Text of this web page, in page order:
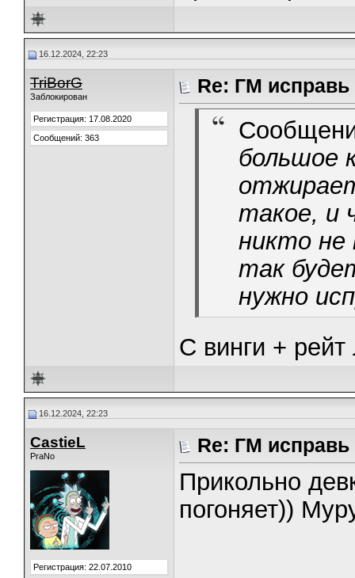
16.12.2024, 22:23
TriBorG
Заблокирован
Регистрация: 17.08.2020
Сообщений: 363
Re: ГМ
большое
такое, и
никто не
так
нужно
С винги +
16.12.2024, 22:23
CastieL
PraNo
Регистрация: 22.07.2010
Re: ГМ
Прикольно
погоняет))